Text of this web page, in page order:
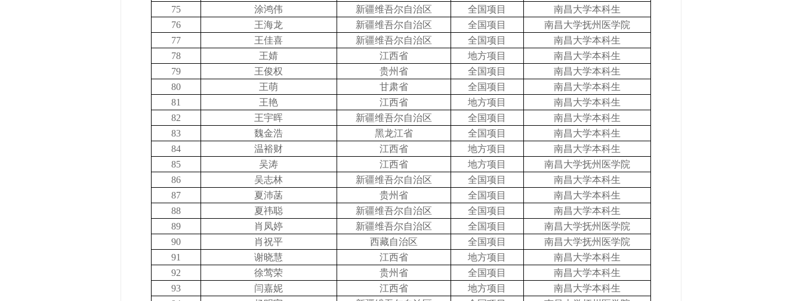
75
涂鸿伟 新疆维吾尔自治区 全国项目
南昌大学本科生
76
王海龙 新疆维吾尔自治区 全国项目
南昌大学抚州医学院
77
王佳喜 新疆维吾尔自治区 全国项目
南昌大学本科生
78
王婧 江西省 地方项目
南昌大学本科生
79
王俊权 贵州省 全国项目
南昌大学本科生
80
王萌 甘肃省 全国项目
南昌大学本科生
81
王艳 江西省 地方项目
南昌大学本科生
82
王宇晖 新疆维吾尔自治区 全国项目
南昌大学本科生
83
魏金浩 黑龙江省 全国项目
南昌大学本科生
84
温裕财 江西省 地方项目
南昌大学本科生
85
吴涛 江西省 地方项目
南昌大学抚州医学院
86
吴志林 新疆维吾尔自治区 全国项目
南昌大学本科生
87
夏沛菡 贵州省 全国项目
南昌大学本科生
88
夏祎聪 新疆维吾尔自治区 全国项目
南昌大学本科生
89
肖凤婷 新疆维吾尔自治区 全国项目
南昌大学抚州医学院
90
肖祝平 西藏自治区 全国项目
南昌大学抚州医学院
91
谢晓慧 江西省 地方项目
南昌大学本科生
92
徐莺荣 贵州省 全国项目
南昌大学本科生
93
闫嘉妮 江西省 地方项目
南昌大学本科生